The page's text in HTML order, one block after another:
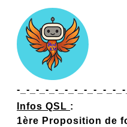
-_-_-_-_-_-_-_-_-_-_-
Infos QSL :
1ère Proposition de